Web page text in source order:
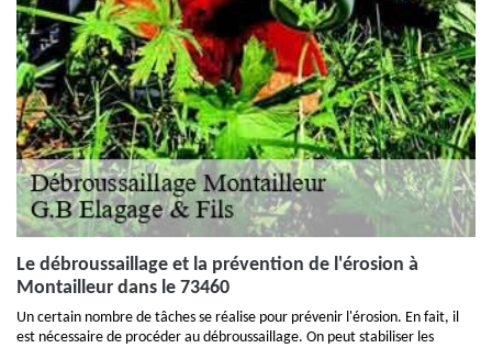
Le débroussaillage et la prévention de l'érosion à
Montailleur dans le 73460
Un certain nombre de tâches se réalise pour prévenir l'érosion. En fait, il
est nécessaire de procéder au débroussaillage. On peut stabiliser les